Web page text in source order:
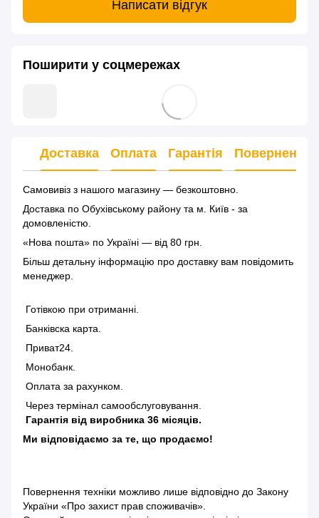
Написати відгук
Поширити у соцмережах
Доставка Оплата Гарантія Повернення
Самовивіз з нашого магазину — безкоштовно.
Доставка по Обухівському району та м. Київ - за
домовленістю.
«Нова пошта» по Україні — від 80 грн.
Більш детальну інформацію про доставку вам повідомить
менеджер.
Готівкою при отриманні.
Банківска карта.
Приват24.
Монобанк.
Оплата за рахунком.
Через термінал самообслуговування.
Гарантія від виробника 36 місяців.
Ми відповідаємо за те, що продаємо!
Повернення техніки можливо лише відповідно до Закону
України «Про захист прав споживачів»